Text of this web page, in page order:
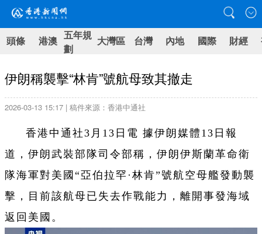
頭條 港澳 五年規
劃
大灣區 台灣 內地 國際 財經
伊朗稱襲擊“林肯”號航母致其撤走
2026-03-13 15:17 | 稿件來源：香港中通社
香港中通社3月13日電 據伊朗媒體13日報
道，伊朗武裝部隊司令部稱，伊朗伊斯蘭革命衛
隊海軍對美國“亞伯拉罕·林肯”號航空母艦發動襲
擊，目前該航母已失去作戰能力，離開事發海域
返回美國。